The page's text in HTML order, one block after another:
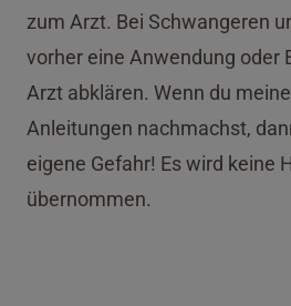
zum Arzt. Bei Schwangeren
vorher eine Anwendung oder
Arzt abklären. Wenn du
Anleitungen nachmachst,
eigene Gefahr! Es wird keine
übernommen.